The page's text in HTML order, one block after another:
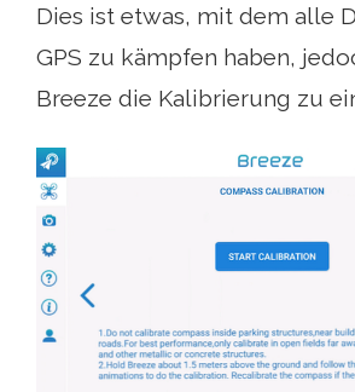
Dies ist etwas, mit dem alle
GPS zu kämpfen haben,
Breeze die Kalibrierung zu